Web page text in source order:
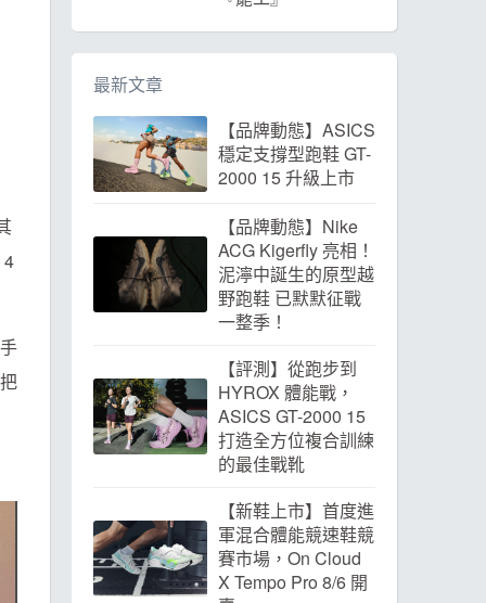
4
最新文章
【品牌動態】ASICS
穩定支撐型跑鞋 GT-
2000 15 升級上市
【品牌動態】Nike
ACG Kigerfly 亮相！
泥濘中誕生的原型越
野跑鞋 已默默征戰
一整季！
【評測】從跑步到
HYROX 體能戰，
ASICS GT-2000 15
打造全方位複合訓練
的最佳戰靴
【新鞋上市】首度進
軍混合體能競速鞋競
賽市場，On Cloud
X Tempo Pro 8/6 開